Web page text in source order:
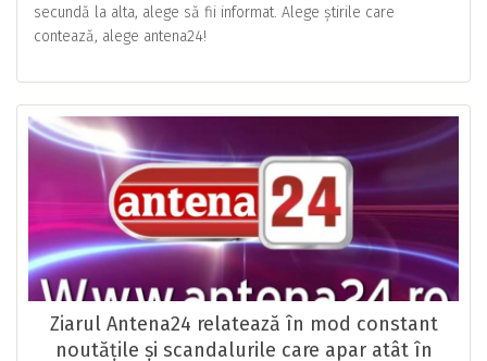
secundă la alta, alege să fii informat. Alege știrile care
contează, alege antena24!
Ziarul Antena24 relatează în mod constant
noutățile și scandalurile care apar atât în